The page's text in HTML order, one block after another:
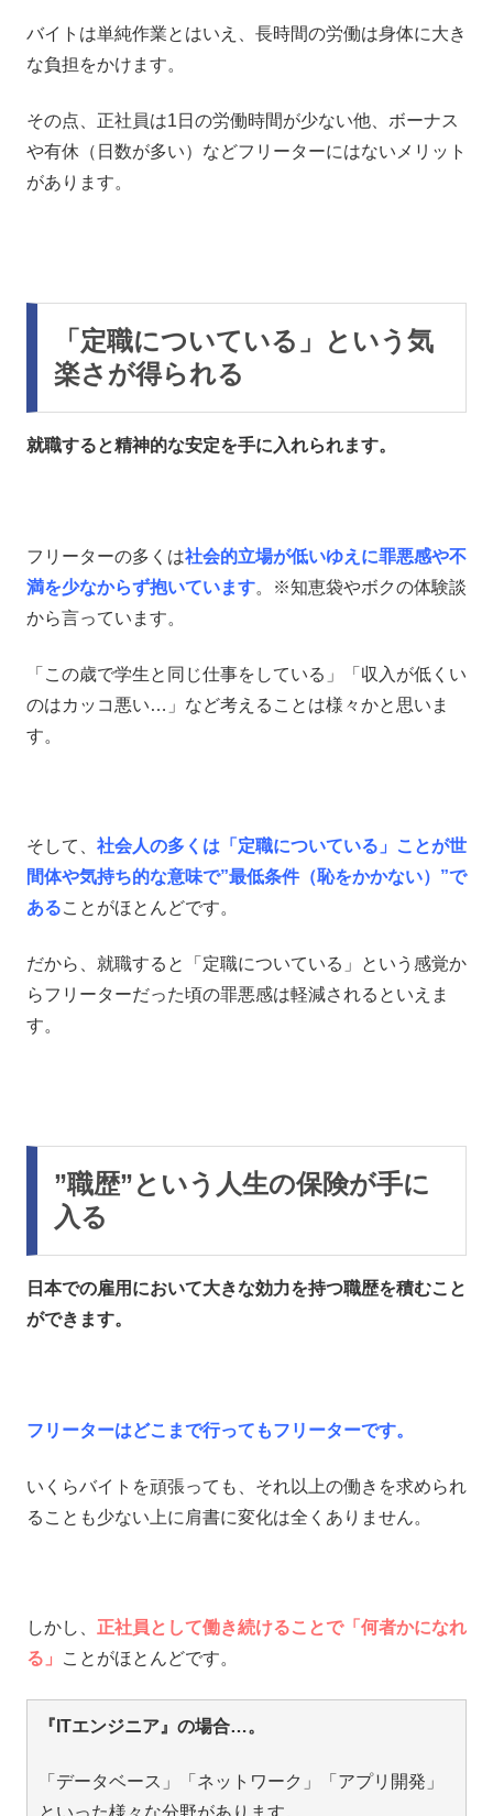
バイトは単純作業とはいえ、長時間の労働は身体に大き
な負担をかけます。
その点、正社員は1日の労働時間が少ない他、ボーナス
や有休（日数が多い）などフリーターにはないメリット
があります。
「定職についている」という気
楽さが得られる
就職すると精神的な安定を手に入れられます。
フリーターの多くは社会的立場が低いゆえに罪悪感や不
満を少なからず抱いています。※知恵袋やボクの体験談
から言っています。
「この歳で学生と同じ仕事をしている」「収入が低くい
のはカッコ悪い…」など考えることは様々かと思いま
す。
そして、 社会人の多くは「定職についている」ことが世
間体や気持ち的な意味で”最低条件（恥をかかない）”で
あることがほとんどです。
だから、就職すると「定職についている」という感覚か
らフリーターだった頃の罪悪感は軽減されるといえま
す。
”職歴”という人生の保険が手に
入る
日本での雇用において大きな効力を持つ職歴を積むこと
ができます。
フリーターはどこまで行ってもフリーターです。
いくらバイトを頑張っても、それ以上の働きを求められ
ることも少ない上に肩書に変化は全くありません。
しかし、 正社員として働き続けることで「何者かになれ
る」
ことがほとんどです。
『ITエンジニア』の場合…。
「データベース」「ネットワーク」「アプリ開発」